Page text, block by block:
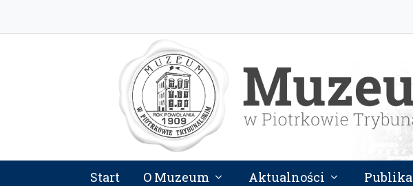
Start O Muzeum Aktualności